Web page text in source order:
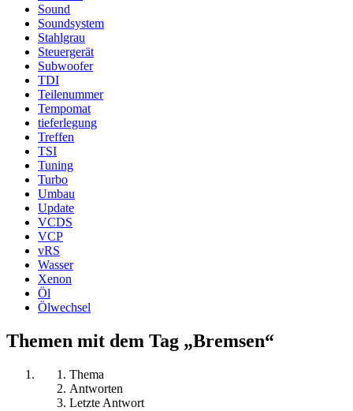
Sound
Soundsystem
Stahlgrau
Steuergerät
Subwoofer
TDI
Teilenummer
Tempomat
tieferlegung
Treffen
TSI
Tuning
Turbo
Umbau
Update
VCDS
VCP
vRS
Wasser
Xenon
Öl
Ölwechsel
Themen mit dem Tag „Bremsen“
Thema
Antworten
Letzte Antwort